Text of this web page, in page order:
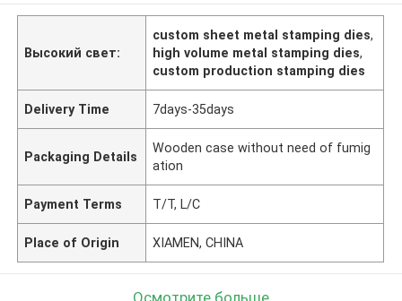
Высокий свет:
custom sheet metal stamping dies,
high volume metal stamping dies,
custom production stamping dies
Delivery Time 7days-35days
Packaging Details
Wooden case without need of fumig
ation
Payment Terms T/T, L/C
Place of Origin XIAMEN, CHINA
Осмотрите больше